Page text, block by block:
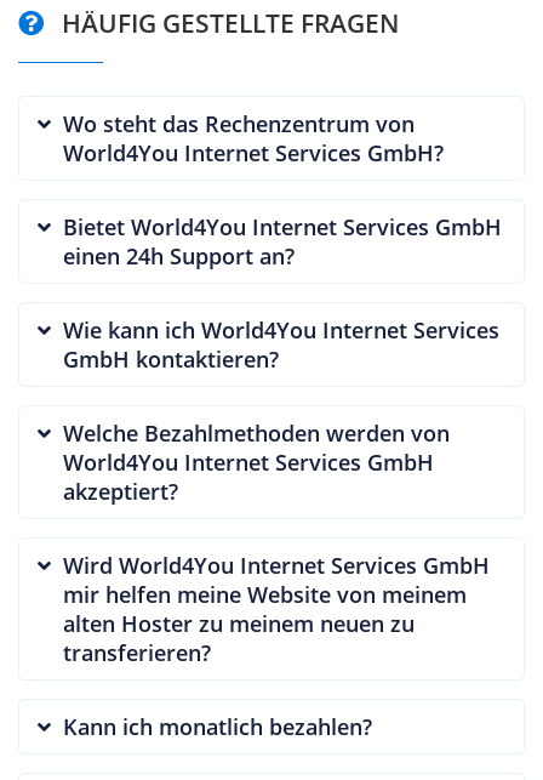
HÄUFIG GESTELLTE FRAGEN
Wo steht das Rechenzentrum von
World4You Internet Services GmbH?
Bietet World4You Internet Services GmbH
einen 24h Support an?
Wie kann ich World4You Internet Services
GmbH kontaktieren?
Welche Bezahlmethoden werden von
World4You Internet Services GmbH
akzeptiert?
Wird World4You Internet Services GmbH
mir helfen meine Website von meinem
alten Hoster zu meinem neuen zu
transferieren?
Kann ich monatlich bezahlen?